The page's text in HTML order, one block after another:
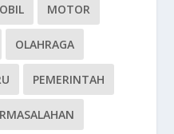
MOTOR
OLAHRAGA
PEMERINTAH